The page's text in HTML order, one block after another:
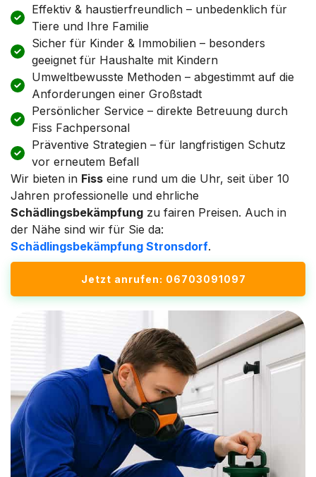
Effektiv & haustierfreundlich – unbedenklich für
Tiere und Ihre Familie
Sicher für Kinder & Immobilien – besonders
geeignet für Haushalte mit Kindern
Umweltbewusste Methoden – abgestimmt auf die
Anforderungen einer Großstadt
Persönlicher Service – direkte Betreuung durch
Fiss Fachpersonal
Präventive Strategien – für langfristigen Schutz
vor erneutem Befall
Wir bieten in Fiss eine rund um die Uhr, seit über 10
Jahren professionelle und ehrliche
Schädlingsbekämpfung zu fairen Preisen. Auch in
der Nähe sind wir für Sie da:
Schädlingsbekämpfung Stronsdorf.
Jetzt anrufen: 06703091097